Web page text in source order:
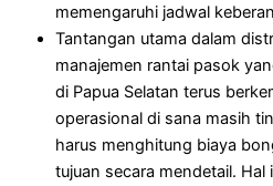
memengaruhi jadwal
Tantangan utama dalam
manajemen rantai pasok
di Papua Selatan terus
operasional di sana masih
harus menghitung biaya
tujuan secara mendetail.